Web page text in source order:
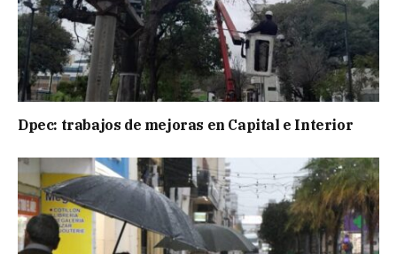
Dpec: trabajos de mejoras en Capital e Interior